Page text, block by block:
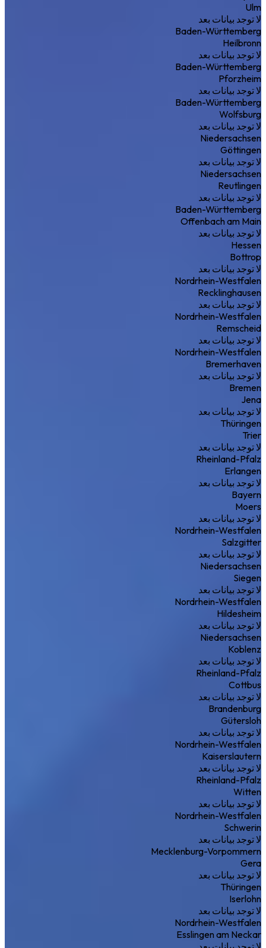
Ulm
لا توجد بيانات بعد
Baden-Württemberg
Heilbronn
لا توجد بيانات بعد
Baden-Württemberg
Pforzheim
لا توجد بيانات بعد
Baden-Württemberg
Wolfsburg
لا توجد بيانات بعد
Niedersachsen
Göttingen
لا توجد بيانات بعد
Niedersachsen
Reutlingen
لا توجد بيانات بعد
Baden-Württemberg
Offenbach am Main
لا توجد بيانات بعد
Hessen
Bottrop
لا توجد بيانات بعد
Nordrhein-Westfalen
Recklinghausen
لا توجد بيانات بعد
Nordrhein-Westfalen
Remscheid
لا توجد بيانات بعد
Nordrhein-Westfalen
Bremerhaven
لا توجد بيانات بعد
Bremen
Jena
لا توجد بيانات بعد
Thüringen
Trier
لا توجد بيانات بعد
Rheinland-Pfalz
Erlangen
لا توجد بيانات بعد
Bayern
Moers
لا توجد بيانات بعد
Nordrhein-Westfalen
Salzgitter
لا توجد بيانات بعد
Niedersachsen
Siegen
لا توجد بيانات بعد
Nordrhein-Westfalen
Hildesheim
لا توجد بيانات بعد
Niedersachsen
Koblenz
لا توجد بيانات بعد
Rheinland-Pfalz
Cottbus
لا توجد بيانات بعد
Brandenburg
Gütersloh
لا توجد بيانات بعد
Nordrhein-Westfalen
Kaiserslautern
لا توجد بيانات بعد
Rheinland-Pfalz
Witten
لا توجد بيانات بعد
Nordrhein-Westfalen
Schwerin
لا توجد بيانات بعد
Mecklenburg-Vorpommern
Gera
لا توجد بيانات بعد
Thüringen
Iserlohn
لا توجد بيانات بعد
Nordrhein-Westfalen
Esslingen am Neckar